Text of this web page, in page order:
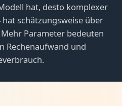
hat, desto komplexer
hat schätzungsweise über
Parameter bedeuten
Rechenaufwand und